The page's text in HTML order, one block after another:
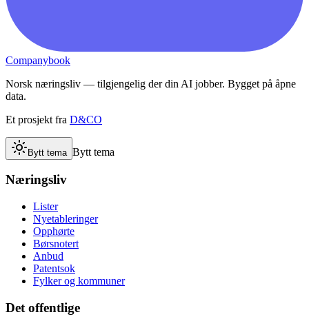
Companybook
Norsk næringsliv — tilgjengelig der din AI jobber. Bygget på åpne
data.
Et prosjekt fra D&CO
Bytt tema Bytt tema
Næringsliv
Lister
Nyetableringer
Opphørte
Børsnotert
Anbud
Patentsok
Fylker og kommuner
Det offentlige